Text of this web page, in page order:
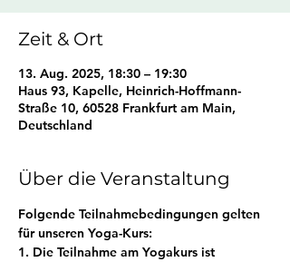
Zeit & Ort
13. Aug. 2025, 18:30 – 19:30
Haus 93, Kapelle, Heinrich-Hoffmann-
Straße 10, 60528 Frankfurt am Main,
Deutschland
Über die Veranstaltung
Folgende Teilnahmebedingungen gelten
für unseren Yoga-Kurs:
1. Die Teilnahme am Yogakurs ist